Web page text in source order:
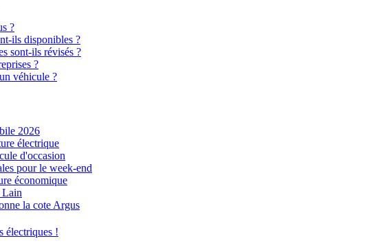
?
ils disponibles ?
sont-ils révisés ?
?
véhicule ?
2026
électrique
d'occasion
pour le week-end
économique
Lain
la cote Argus
électriques !